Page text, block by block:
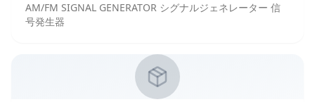
AM/FM SIGNAL GENERATOR シグナルジェネレーター 信
号発生器